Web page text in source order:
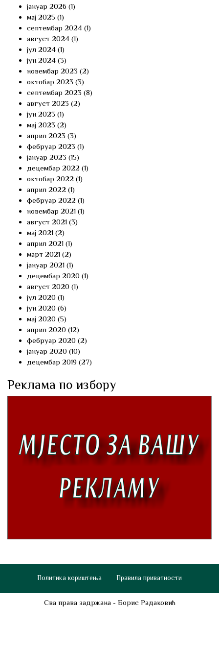
јануар 2026 (1)
мај 2025 (1)
септембар 2024 (1)
август 2024 (1)
јул 2024 (1)
јун 2024 (3)
новембар 2023 (2)
октобар 2023 (3)
септембар 2023 (8)
август 2023 (2)
јун 2023 (1)
мај 2023 (2)
април 2023 (3)
фебруар 2023 (1)
јануар 2023 (15)
децембар 2022 (1)
октобар 2022 (1)
април 2022 (1)
фебруар 2022 (1)
новембар 2021 (1)
август 2021 (3)
мај 2021 (2)
април 2021 (1)
март 2021 (2)
јануар 2021 (1)
децембар 2020 (1)
август 2020 (1)
јул 2020 (1)
јун 2020 (6)
мај 2020 (5)
април 2020 (12)
фебруар 2020 (2)
јануар 2020 (10)
децембар 2019 (27)
Реклама по избору
Политика кориштења Правила приватности
Сва права задржана - Борис Радаковић